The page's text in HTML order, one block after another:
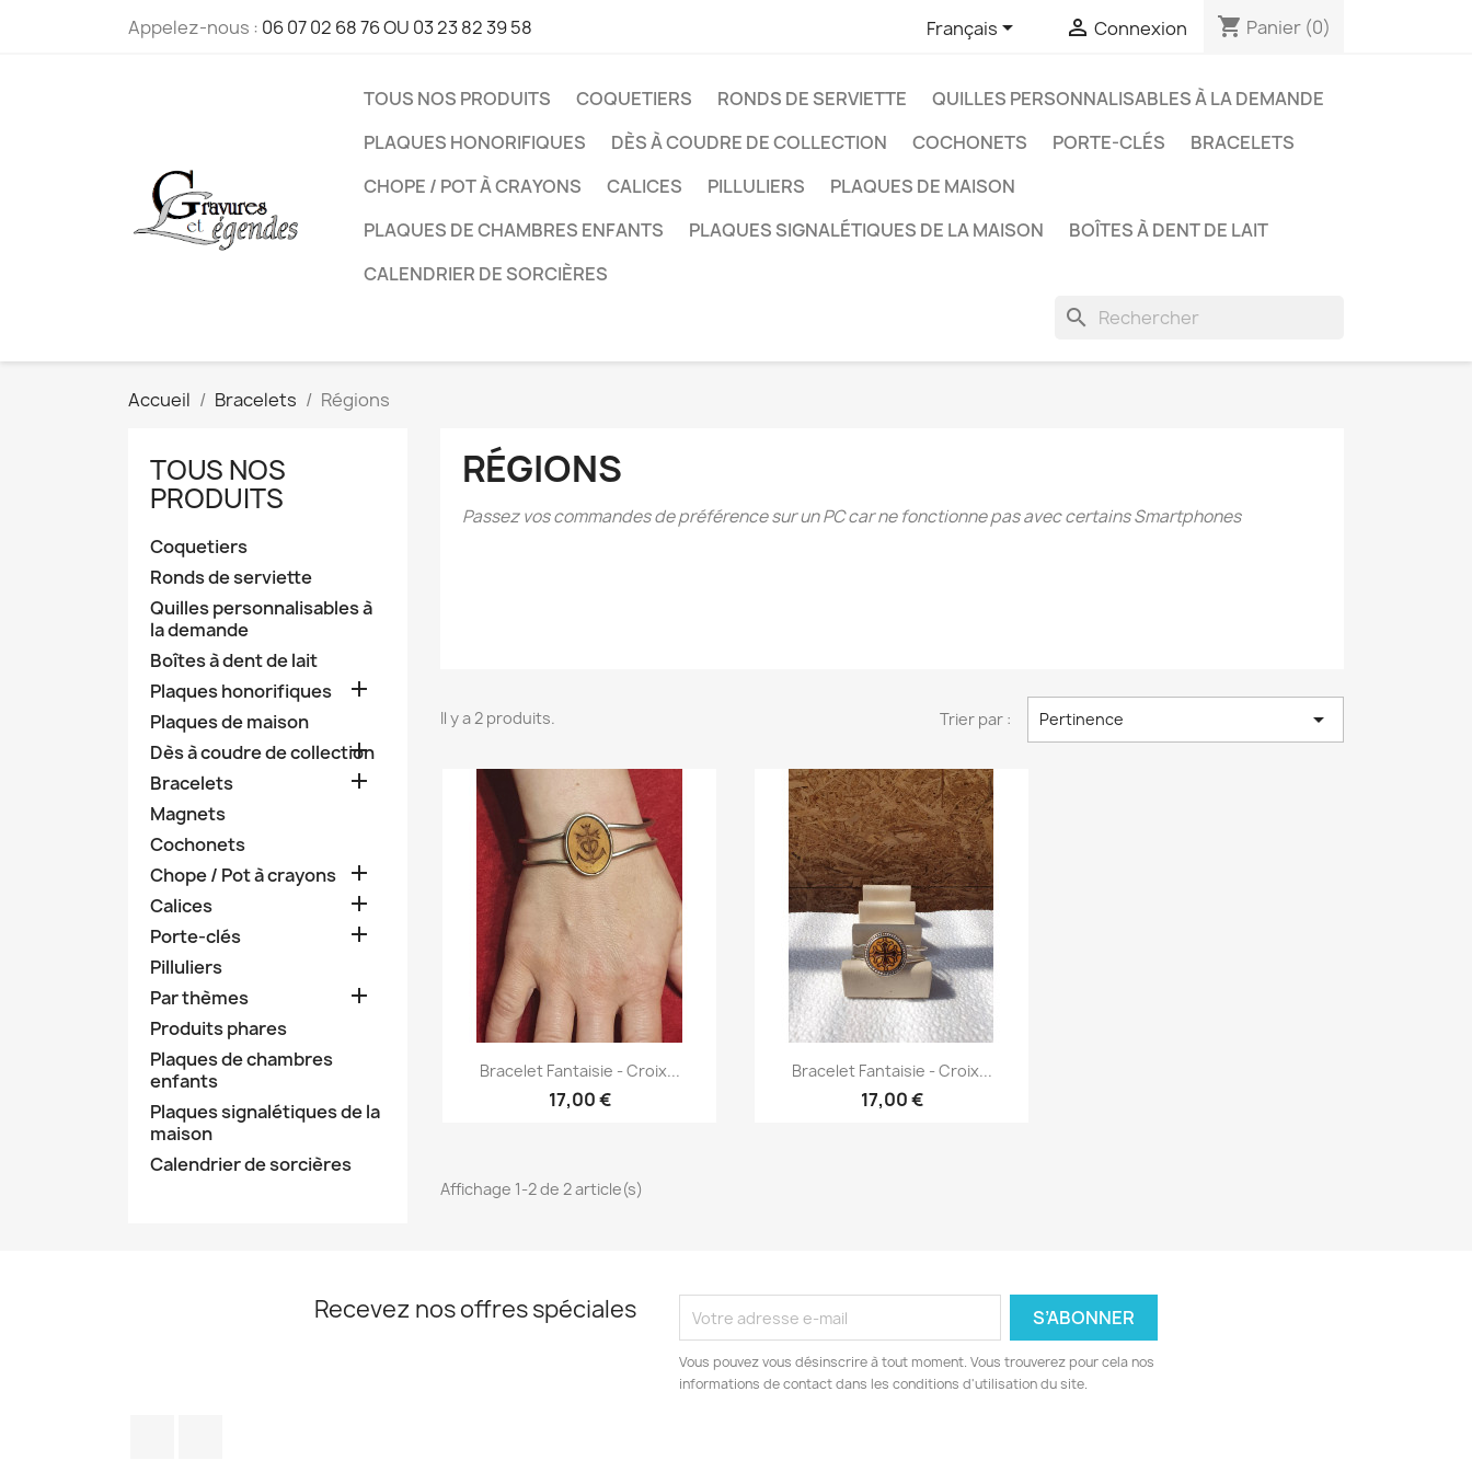
Appelez-nous : 06 07 02 68 76 OU 03 23 82 39 58 Français  Connexion shopping_cart Panier (0)
TOUS NOS PRODUITS COQUETIERS RONDS DE SERVIETTE
QUILLES PERSONNALISABLES À LA DEMANDE
PLAQUES HONORIFIQUES
DÈS À COUDRE DE COLLECTION COCHONETS PORTE-CLÉS
BRACELETS
CHOPE / POT À CRAYONS
CALICES PILLULIERS
PLAQUES DE MAISON
PLAQUES DE CHAMBRES ENFANTS
PLAQUES SIGNALÉTIQUES DE LA MAISON
BOÎTES À DENT DE LAIT
CALENDRIER DE SORCIÈRES
search
Accueil Bracelets Régions
TOUS NOS
PRODUITS
Coquetiers
Ronds de serviette
Quilles personnalisables à
la demande
Boîtes à dent de lait
Plaques honorifiques

Plaques de maison
Dès à coudre de collection

Bracelets 
Magnets
Cochonets
Chope / Pot à crayons

Calices 
Porte-clés 
Pilluliers
Par thèmes

Produits phares
Plaques de chambres
enfants
Plaques signalétiques de la
maison
Calendrier de sorcières
RÉGIONS
Passez vos commandes de préférence sur un PC car ne fonctionne pas avec certains Smartphones
Il y a 2 produits. Trier par : Pertinence 
Aperçu rapide
Bracelet Fantaisie - Croix...
17,00 €
Aperçu rapide
Bracelet Fantaisie - Croix...
17,00 €
Affichage 1-2 de 2 article(s)
Recevez nos offres spéciales
Vous pouvez vous désinscrire à tout moment. Vous trouverez pour cela nos
informations de contact dans les conditions d'utilisation du site.